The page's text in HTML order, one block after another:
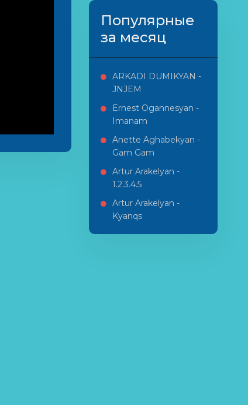
Популярные
за месяц
ARKADI DUMIKYAN -
JNJEM
Ernest Ogannesyan -
Imanam
Anette Aghabekyan -
Gam Gam
Artur Arakelyan -
1.2.3.4.5
Artur Arakelyan -
Kyanqs